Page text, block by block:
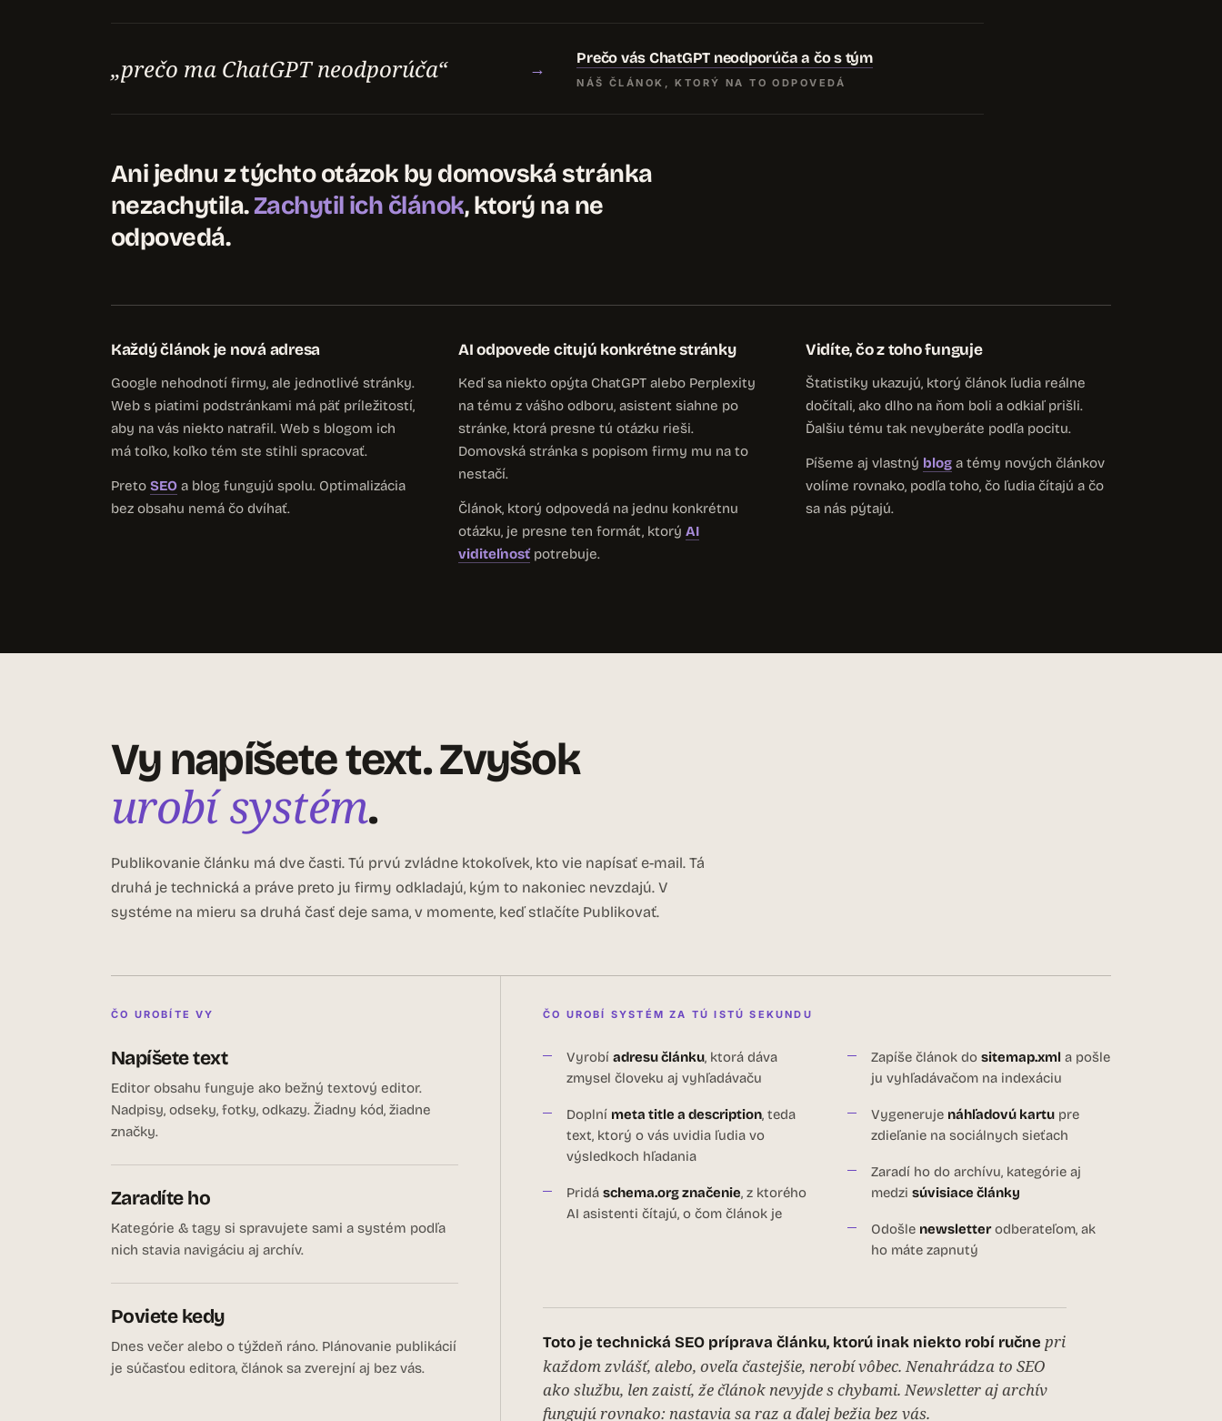
„prečo ma ChatGPT neodporúča“ →
Prečo vás ChatGPT neodporúča a čo s tým
NÁŠ ČLÁNOK, KTORÝ NA TO ODPOVEDÁ
Ani jednu z týchto otázok by domovská stránka
nezachytila.Zachytil ich článok, ktorý na ne
odpovedá.
Každý článok je nová adresa
Google nehodnotí firmy, ale jednotlivé stránky.
Web s piatimi podstránkami má päť príležitostí,
aby na vás niekto natrafil. Web s blogom ich
má toľko, koľko tém ste stihli spracovať.
Preto SEO a blog fungujú spolu. Optimalizácia
bez obsahu nemá čo dvíhať.
AI odpovede citujú konkrétne stránky
Keď sa niekto opýta ChatGPT alebo Perplexity
na tému z vášho odboru, asistent siahne po
stránke, ktorá presne tú otázku rieši.
Domovská stránka s popisom firmy mu na to
nestačí.
Článok, ktorý odpovedá na jednu konkrétnu
otázku, je presne ten formát, ktorý AI
viditeľnosťpotrebuje.
Vidíte, čo z toho funguje
Štatistiky ukazujú, ktorý článok ľudia reálne
dočítali, ako dlho na ňom boli a odkiaľ prišli.
Ďalšiu tému tak nevyberáte podľa pocitu.
Píšeme aj vlastný blog a témy nových článkov
volíme rovnako, podľa toho, čo ľudia čítajú a čo
sa nás pýtajú.
Vy napíšete text. Zvyšok
urobí systém.
Publikovanie článku má dve časti. Tú prvú zvládne ktokoľvek, kto vie napísať e-mail. Tá
druhá je technická a práve preto ju firmy odkladajú, kým to nakoniec nevzdajú. V
systéme na mieru sa druhá časť deje sama, v momente, keď stlačíte Publikovať.
ČO UROBÍTE VY
Napíšete text
Editor obsahu funguje ako bežný textový editor.
Nadpisy, odseky, fotky, odkazy. Žiadny kód, žiadne
značky.
Zaradíte ho
Kategórie & tagy si spravujete sami a systém podľa
nich stavia navigáciu aj archív.
Poviete kedy
Dnes večer alebo o týždeň ráno. Plánovanie publikácií
je súčasťou editora, článok sa zverejní aj bez vás.
ČO UROBÍ SYSTÉM ZA TÚ ISTÚ SEKUNDU
Vyrobí adresu článku, ktorá dáva
zmysel človeku aj vyhľadávaču
Doplní meta title a description, teda
text, ktorý o vás uvidia ľudia vo
výsledkoch hľadania
Pridá schema.org značenie, z ktorého
AI asistenti čítajú, o čom článok je
Zapíše článok do sitemap.xml a pošle
ju vyhľadávačom na indexáciu
Vygeneruje náhľadovú kartupre
zdieľanie na sociálnych sieťach
Zaradí ho do archívu, kategórie aj
medzi súvisiace články
Odošle newsletterodberateľom, ak
ho máte zapnutý
Toto je technická SEO príprava článku, ktorú inak niekto robí ručne pri
každom zvlášť, alebo, oveľa častejšie, nerobí vôbec. Nenahrádza to SEO
ako službu, len zaistí, že článok nevyjde s chybami. Newsletter aj archív
fungujú rovnako: nastavia sa raz a ďalej bežia bez vás.